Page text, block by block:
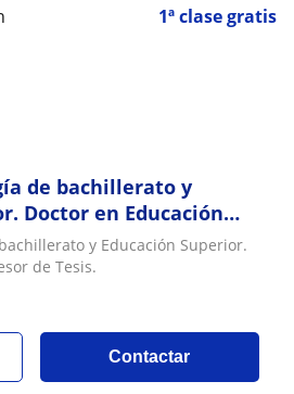
1ª clase gratis
de bachillerato y
Doctor en Educación
y Educación Superior.
de Tesis.
Contactar